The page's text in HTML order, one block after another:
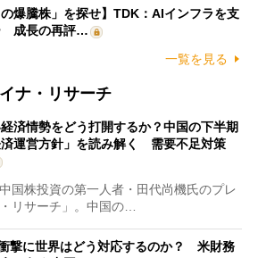
の爆騰株」を探せ】TDK：AIインフラを支
成長の再評…
一覧を見る
ナ・リサーチ
済情勢をどう打開するか？中国の下半期
運営方針」を読み解く 需要不足対策
国株投資の第一人者・田代尚機氏のプレ
リサーチ」。中国の…
撃に世界はどう対応するのか？ 米財務